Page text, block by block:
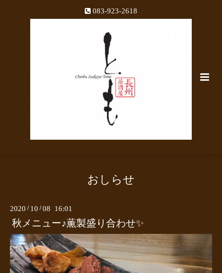
083-923-2618
おしらせ
2020 / 10 /08 16:01
秋メニュー♪薫製盛り合わせ✨